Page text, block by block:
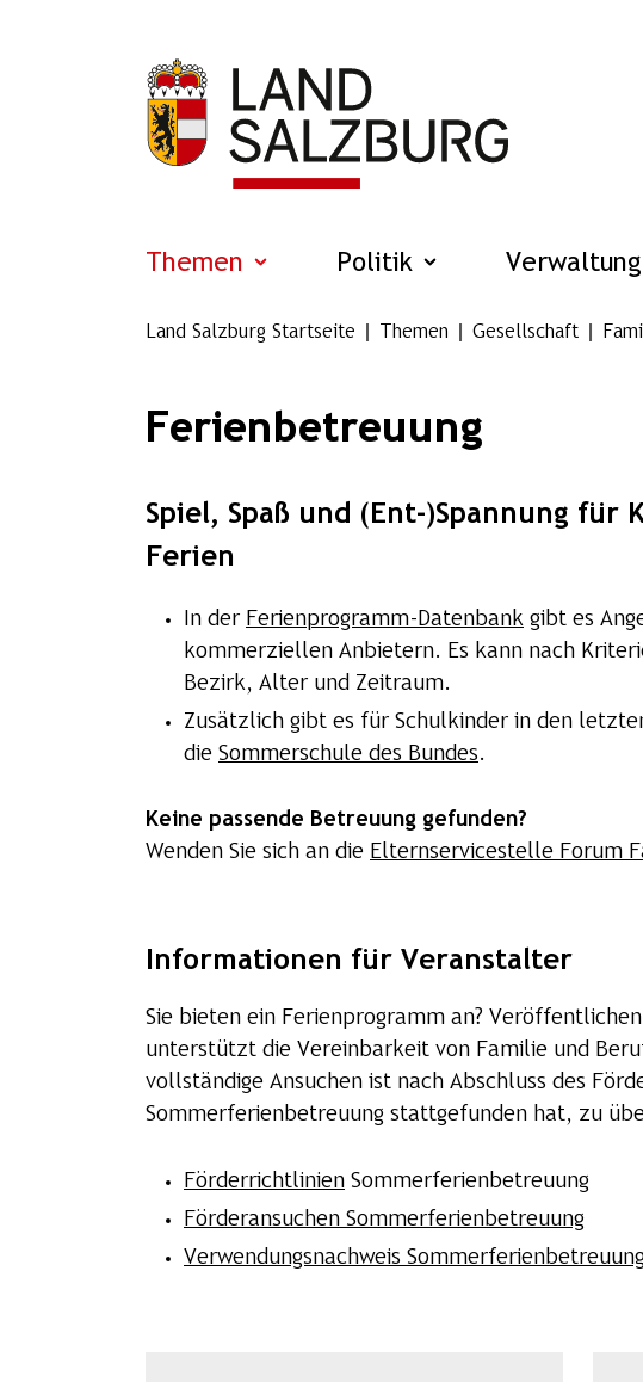
Themen Politik Verwaltung
Land Salzburg Startseite Themen Gesellschaft
Ferienbetreuung
Spiel, Spaß und (Ent-)Spannung
Ferien
In der Ferienprogramm-Datenbank gibt es
kommerziellen Anbietern. Es kann nach
Bezirk, Alter und Zeitraum.
Zusätzlich gibt es für Schulkinder in den
die Sommerschule des Bundes.
Keine passende Betreuung gefunden?
Wenden Sie sich an die Elternservicestelle Forum
Informationen für Veranstalter
Sie bieten ein Ferienprogramm an? Veröffentlichen
unterstützt die Vereinbarkeit von Familie und
vollständige Ansuchen ist nach Abschluss des
Sommerferienbetreuung stattgefunden hat, zu
Förderrichtlinien Sommerferienbetreuung
Förderansuchen Sommerferienbetreuung
Verwendungsnachweis Sommerferienbetreuung